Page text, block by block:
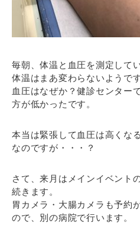
毎朝、体温と血圧を測定して
体温はまあ変わらないようです
血圧はなぜか？健診センター
方が低かったです。
本当は緊張して血圧は高くな
なのですが・・・？
さて、来月はメインイベント
続きます。
胃カメラ・大腸カメラも予約
ので、別の病院で行います。